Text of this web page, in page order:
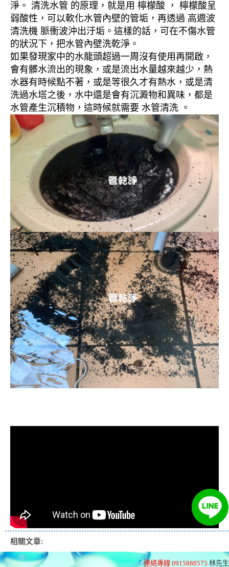
淨。 清洗水管 的原理，就是用 檸檬酸 ， 檸檬酸呈
弱酸性，可以軟化水管內壁的管垢，再透過 高週波
清洗機 脈衝波沖出汙垢。這樣的話，可在不傷水管
的狀況下，把水管內壁洗乾淨。
如果發現家中的水龍頭超過一周沒有使用再開啟，
會有髒水流出的現象，或是流出水量越來越少，熱
水器有時候點不著，或是等很久才有熱水，或是清
洗過水塔之後，水中還是會有沉澱物和異味，都是
水管產生沉積物，這時候就需要 水管清洗 。
相關文章:
連絡專線 0915888575 林先生